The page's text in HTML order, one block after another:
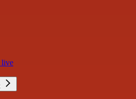
live